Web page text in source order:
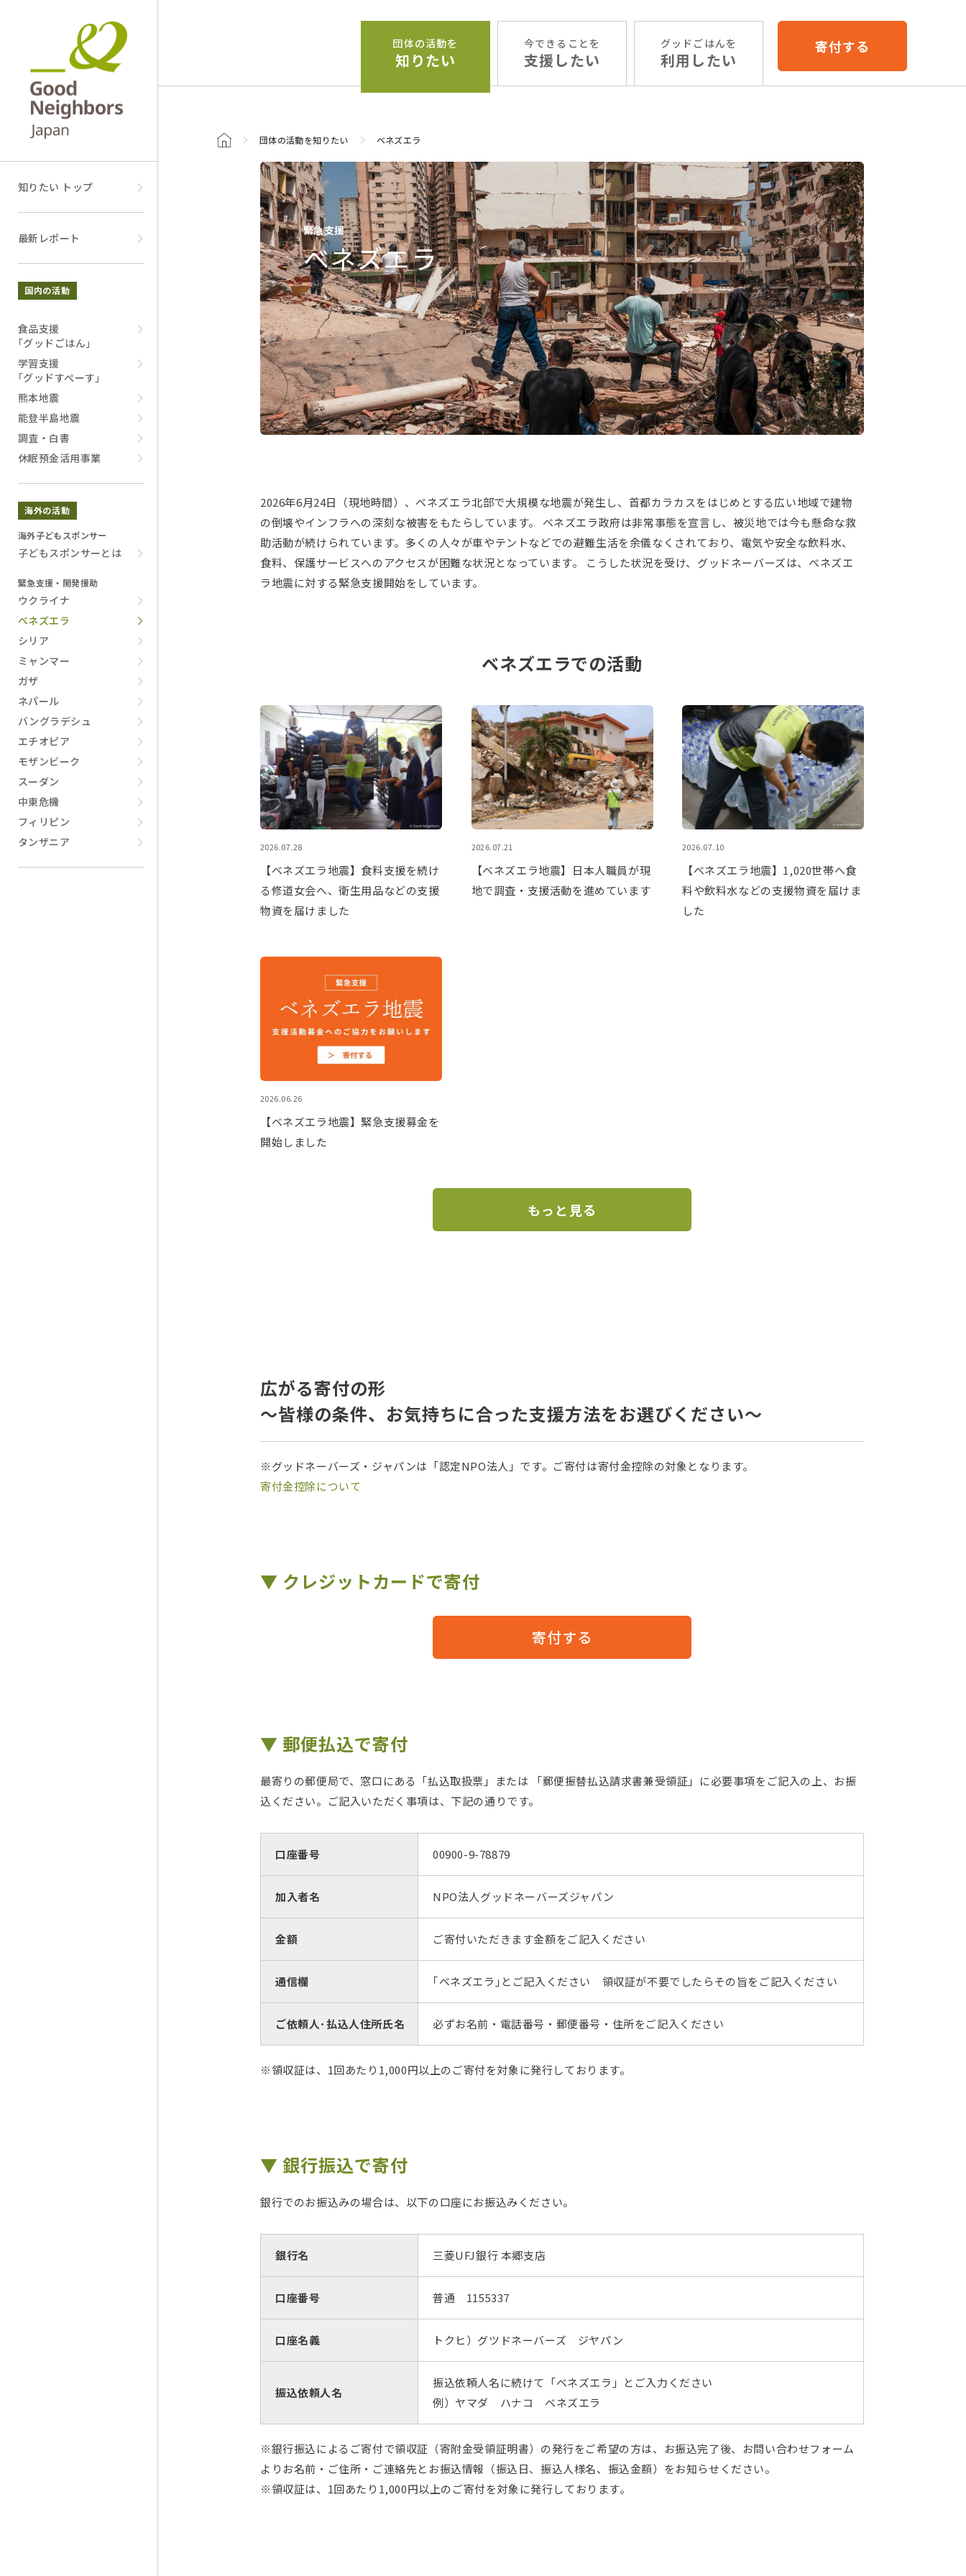
団体の活動を
知りたい
今できることを
支援したい
グッドごはんを
利用したい
寄付する
トップページ団体の活動を知りたい ベネズエラ
緊急支援
ベネズエラ
2026年6月24日（現地時間）、ベネズエラ北部で大規模な地震が発生し、首都カラカスをはじめとする広い地域で建物
の倒壊やインフラへの深刻な被害をもたらしています。 ベネズエラ政府は非常事態を宣言し、被災地では今も懸命な救
助活動が続けられています。多くの人々が車やテントなどでの避難生活を余儀なくされており、電気や安全な飲料水、
食料、保護サービスへのアクセスが困難な状況となっています。 こうした状況を受け、グッドネーバーズは、ベネズエ
ラ地震に対する緊急支援開始をしています。
ベネズエラでの活動
2026.07.28
【ベネズエラ地震】食料支援を続け
る修道女会へ、衛生用品などの支援
物資を届けました
2026.07.21
【ベネズエラ地震】日本人職員が現
地で調査・支援活動を進めています
2026.07.10
【ベネズエラ地震】1,020世帯へ食
料や飲料水などの支援物資を届けま
した
2026.06.26
【ベネズエラ地震】緊急支援募金を
開始しました
もっと見る
広がる寄付の形
～皆様の条件、お気持ちに合った支援方法をお選びください～
※グッドネーバーズ・ジャパンは「認定NPO法人」です。ご寄付は寄付金控除の対象となります。
寄付金控除について
▼ クレジットカードで寄付
寄付する
▼ 郵便払込で寄付
最寄りの郵便局で、窓口にある「払込取扱票」または 「郵便振替払込請求書兼受領証」に必要事項をご記入の上、お振
込ください。ご記入いただく事項は、下記の通りです。
口座番号 00900-9-78879
加入者名 NPO法人グッドネーバーズジャパン
金額 ご寄付いただきます金額をご記入ください
通信欄 ｢ベネズエラ｣とご記入ください 領収証が不要でしたらその旨をご記入ください
ご依頼人･払込人住所氏名 必ずお名前・電話番号・郵便番号・住所をご記入ください
※領収証は、1回あたり1,000円以上のご寄付を対象に発行しております。
▼ 銀行振込で寄付
銀行でのお振込みの場合は、以下の口座にお振込みください。
銀行名 三菱UFJ銀行 本郷支店
口座番号 普通 1155337
口座名義 トクヒ）グツドネーバーズ ジヤパン
振込依頼人名
振込依頼人名に続けて 「ベネズエラ」とご入力ください
例）ヤマダ ハナコ ベネズエラ
※銀行振込によるご寄付で領収証（寄附金受領証明書）の発行をご希望の方は、お振込完了後、お問い合わせフォーム
よりお名前・ご住所・ご連絡先とお振込情報（振込日、振込人様名、振込金額）をお知らせください。
※領収証は、1回あたり1,000円以上のご寄付を対象に発行しております。
知りたい トップ
最新レポート
国内の活動
食品支援
｢グッドごはん｣
学習支援
｢グッドすぺーす｣
熊本地震
能登半島地震
調査・白書
休眠預金活用事業
海外の活動
海外子どもスポンサー
子どもスポンサーとは
緊急支援・開発援助
ウクライナ
ベネズエラ
シリア
ミャンマー
ガザ
ネパール
バングラデシュ
エチオピア
モザンビーク
スーダン
中東危機
フィリピン
タンザニア